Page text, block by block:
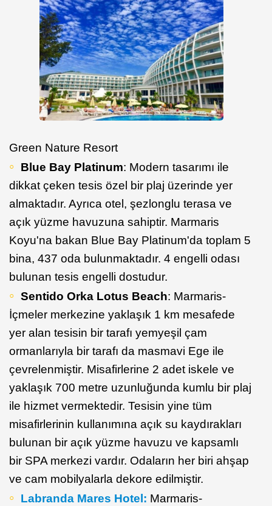
Green Nature Resort
Blue Bay Platinum: Modern tasarımı ile
dikkat çeken tesis özel bir plaj üzerinde yer
almaktadır. Ayrıca otel, şezlonglu terasa ve
açık yüzme havuzuna sahiptir. Marmaris
Koyu'na bakan Blue Bay Platinum'da toplam 5
bina, 437 oda bulunmaktadır. 4 engelli odası
bulunan tesis engelli dostudur.
Sentido Orka Lotus Beach: Marmaris-
İçmeler merkezine yaklaşık 1 km mesafede
yer alan tesisin bir tarafı yemyeşil çam
ormanlarıyla bir tarafı da masmavi Ege ile
çevrelenmiştir. Misafirlerine 2 adet iskele ve
yaklaşık 700 metre uzunluğunda kumlu bir plaj
ile hizmet vermektedir. Tesisin yine tüm
misafirlerinin kullanımına açık su kaydırakları
bulunan bir açık yüzme havuzu ve kapsamlı
bir SPA merkezi vardır. Odaların her biri ahşap
ve cam mobilyalarla dekore edilmiştir.
Labranda Mares Hotel: Marmaris-